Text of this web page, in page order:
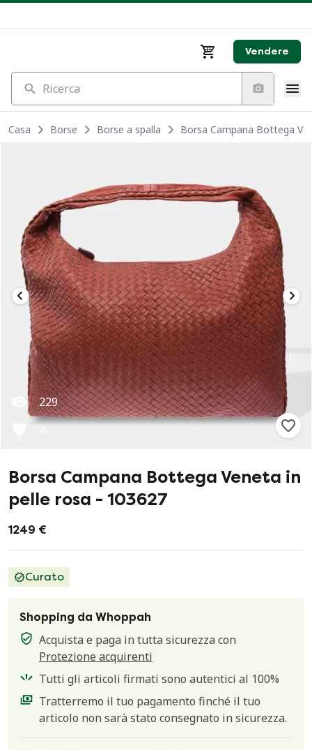
Vendere
Ricerca
Casa Borse Borse a spalla Borsa Campana Bottega
229
4
Borsa Campana Bottega Veneta in
pelle rosa - 103627
1249 €
Curato
Shopping da Whoppah
Acquista e paga in tutta sicurezza con
Protezione acquirenti
Tutti gli articoli firmati sono autentici al 100%
Tratterremo il tuo pagamento finché il tuo
articolo non sarà stato consegnato in sicurezza.